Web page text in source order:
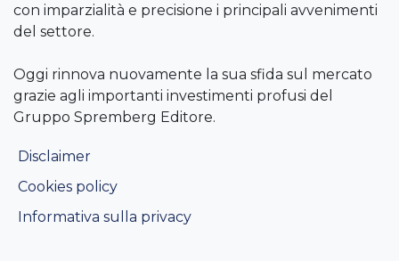
con imparzialità e precisione i principali avvenimenti
del settore.
Oggi rinnova nuovamente la sua sfida sul mercato
grazie agli importanti investimenti profusi del
Gruppo Spremberg Editore.
Disclaimer
Cookies policy
Informativa sulla privacy